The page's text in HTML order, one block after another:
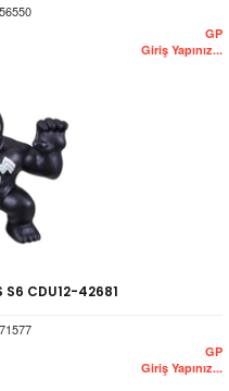
GP
Giriş Yapınız...
S6 CDU12-42681
GP
Giriş Yapınız...